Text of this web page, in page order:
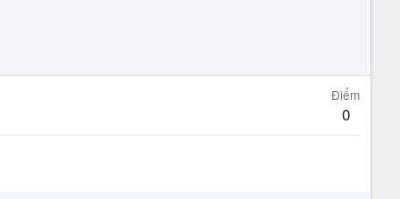
Điểm
0